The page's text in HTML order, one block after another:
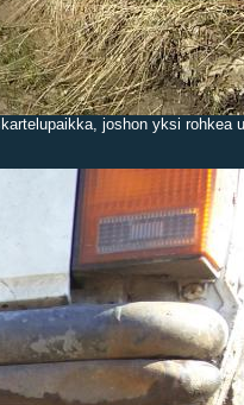
joshon yksi rohkea